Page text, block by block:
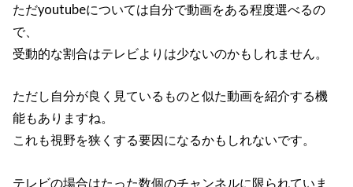
ただyoutubeについては自分で動画をある程度選べるの
で、
受動的な割合はテレビよりは少ないのかもしれません。
ただし自分が良く見ているものと似た動画を紹介する機
能もありますね。
これも視野を狭くする要因になるかもしれないです。
テレビの場合はたった数個のチャンネルに限られていま